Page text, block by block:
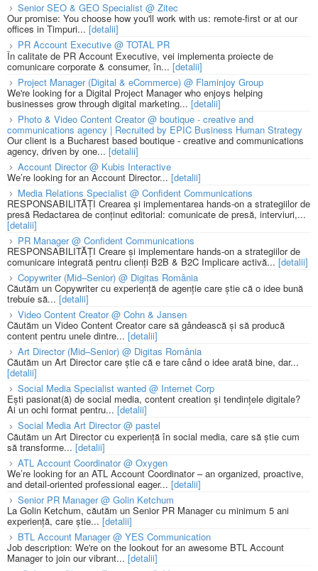
Senior SEO & GEO Specialist @ Zitec
Our promise: You choose how you'll work with us: remote-first or at our
offices in Timpuri... [detalii]
PR Account Executive @ TOTAL PR
În calitate de PR Account Executive, vei implementa proiecte de
comunicare corporate & consumer, în... [detalii]
Project Manager (Digital & eCommerce) @ Flaminjoy Group
We're looking for a Digital Project Manager who enjoys helping
businesses grow through digital marketing... [detalii]
Photo & Video Content Creator @ boutique - creative and
communications agency | Recruited by EPIC Business Human Strategy
Our client is a Bucharest based boutique - creative and communications
agency, driven by one... [detalii]
Account Director @ Kubis Interactive
We’re looking for an Account Director... [detalii]
Media Relations Specialist @ Confident Communications
RESPONSABILITĂȚI Crearea și implementarea hands-on a strategiilor de
presă Redactarea de conținut editorial: comunicate de presă, interviuri,...
[detalii]
PR Manager @ Confident Communications
RESPONSABILITĂȚI Creare și implementare hands-on a strategiilor de
comunicare integrată pentru clienți B2B & B2C Implicare activă... [detalii]
Copywriter (Mid–Senior) @ Digitas România
Căutăm un Copywriter cu experiență de agenție care știe că o idee bună
trebuie să... [detalii]
Video Content Creator @ Cohn & Jansen
Căutăm un Video Content Creator care să gândească și să producă
content pentru unele dintre... [detalii]
Art Director (Mid–Senior) @ Digitas România
Căutăm un Art Director care știe că e tare când o idee arată bine, dar...
[detalii]
Social Media Specialist wanted @ Internet Corp
Ești pasionat(ă) de social media, content creation și tendințele digitale?
Ai un ochi format pentru... [detalii]
Social Media Art Director @ pastel
Căutăm un Art Director cu experiență în social media, care să știe cum
să transforme... [detalii]
ATL Account Coordinator @ Oxygen
We’re looking for an ATL Account Coordinator – an organized, proactive,
and detail-oriented professional eager... [detalii]
Senior PR Manager @ Golin Ketchum
La Golin Ketchum, căutăm un Senior PR Manager cu minimum 5 ani
experiență, care știe... [detalii]
BTL Account Manager @ YES Communication
Job description: We're on the lookout for an awesome BTL Account
Manager to join our vibrant... [detalii]